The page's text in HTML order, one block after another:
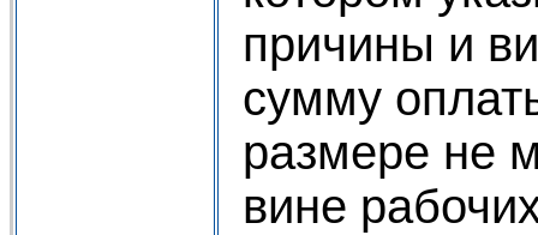
причины и
сумму
размере не
вине